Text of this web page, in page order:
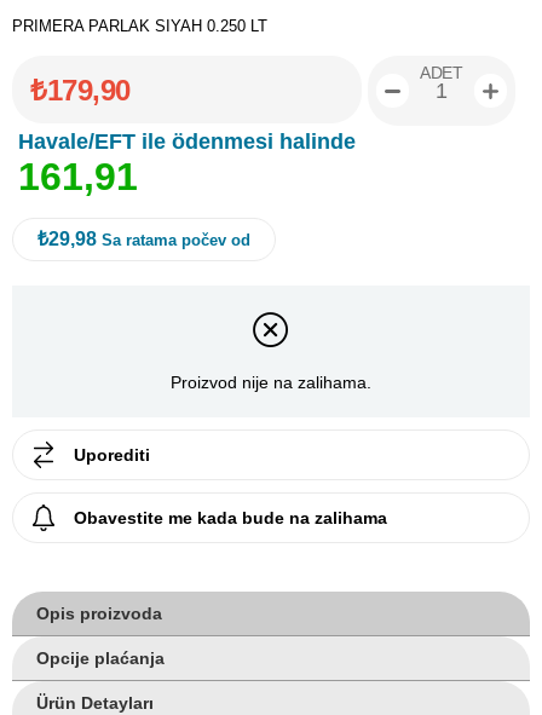
PRIMERA PARLAK SIYAH 0.250 LT
₺179,90
Havale/EFT ile ödenmesi halinde
161,91
ADET
₺29,98 Sa ratama počev od
Proizvod nije na zalihama.
Uporediti
Obavestite me kada bude na zalihama
Opis proizvoda
Opcije plaćanja
Ürün Detayları